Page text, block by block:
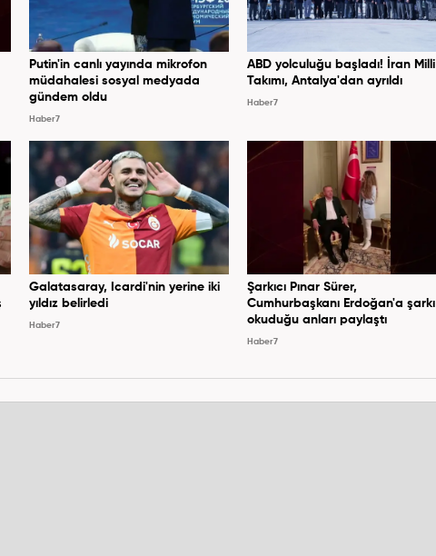
Putin'in canlı yayında mikrofon
müdahalesi sosyal medyada
gündem oldu
Haber7
ABD yolculuğu başladı! İran Milli
Takımı, Antalya'dan ayrıldı
Haber7
Galatasaray, Icardi'nin yerine iki
yıldız belirledi
Haber7
Şarkıcı Pınar Sürer,
Cumhurbaşkanı Erdoğan'a şarkı
okuduğu anları paylaştı
Haber7